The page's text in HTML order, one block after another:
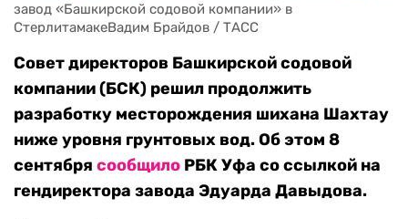
завод «Башкирской содовой компании» в
СтерлитамакеВадим Брайдов / ТАСС
Совет директоров Башкирской содовой
компании (БСК) решил продолжить
разработку месторождения шихана Шахтау
ниже уровня грунтовых вод. Об этом 8
сентября сообщило РБК Уфа со ссылкой на
гендиректора завода Эдуарда Давыдова.